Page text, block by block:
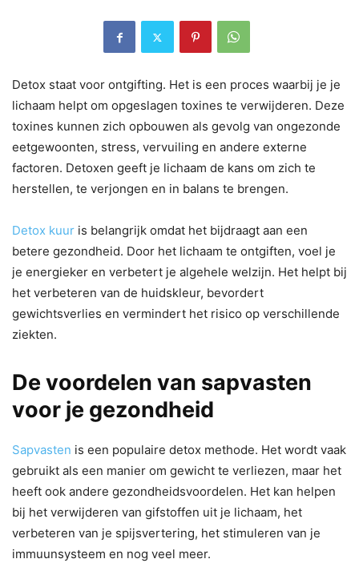
Detox staat voor ontgifting. Het is een proces waarbij je je
lichaam helpt om opgeslagen toxines te verwijderen. Deze
toxines kunnen zich opbouwen als gevolg van ongezonde
eetgewoonten, stress, vervuiling en andere externe
factoren. Detoxen geeft je lichaam de kans om zich te
herstellen, te verjongen en in balans te brengen.
Detox kuur is belangrijk omdat het bijdraagt aan een
betere gezondheid. Door het lichaam te ontgiften, voel je
je energieker en verbetert je algehele welzijn. Het helpt bij
het verbeteren van de huidskleur, bevordert
gewichtsverlies en vermindert het risico op verschillende
ziekten.
De voordelen van sapvasten
voor je gezondheid
Sapvasten is een populaire detox methode. Het wordt vaak
gebruikt als een manier om gewicht te verliezen, maar het
heeft ook andere gezondheidsvoordelen. Het kan helpen
bij het verwijderen van gifstoffen uit je lichaam, het
verbeteren van je spijsvertering, het stimuleren van je
immuunsysteem en nog veel meer.